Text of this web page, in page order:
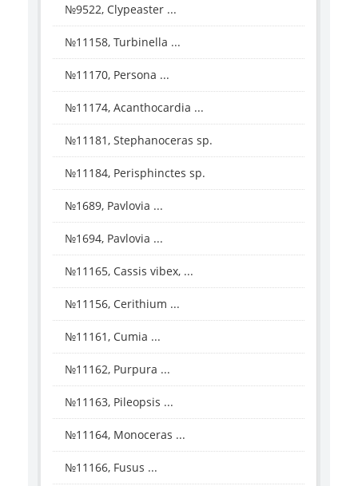
№9522, Clypeaster ...
№11158, Turbinella ...
№11170, Persona ...
№11174, Acanthocardia ...
№11181, Stephanoceras sp.
№11184, Perisphinctes sp.
№1689, Pavlovia ...
№1694, Pavlovia ...
№11165, Cassis vibex, ...
№11156, Cerithium ...
№11161, Cumia ...
№11162, Purpura ...
№11163, Pileopsis ...
№11164, Monoceras ...
№11166, Fusus ...